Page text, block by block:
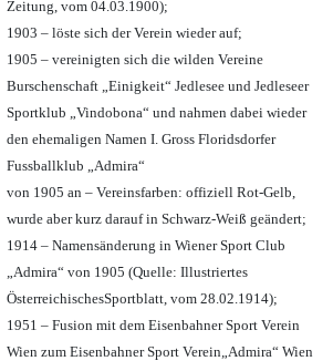
Zeitung, vom 04.03.1900);
1903 – löste sich der Verein wieder auf;
1905 – vereinigten sich die wilden Vereine
Burschenschaft „Einigkeit“ Jedlesee und Jedleseer
Sportklub „Vindobona“ und nahmen dabei wieder
den ehemaligen Namen I. Gross Floridsdorfer
Fussballklub „Admira“
von 1905 an – Vereinsfarben: offiziell Rot-Gelb,
wurde aber kurz darauf in Schwarz-Weiß geändert;
1914 – Namensänderung in Wiener Sport Club
„Admira“ von 1905 (Quelle: Illustriertes
ÖsterreichischesSportblatt, vom 28.02.1914);
1951 – Fusion mit dem Eisenbahner Sport Verein
Wien zum Eisenbahner Sport Verein„Admira“ Wien